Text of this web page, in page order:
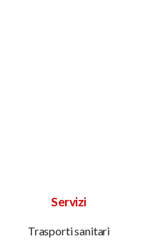
Servizi
Trasporti sanitari